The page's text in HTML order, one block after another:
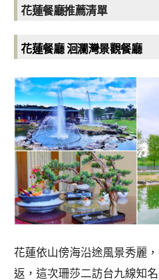
花蓮餐廳推薦清單
花蓮餐廳 洄瀾灣景觀餐廳
花蓮依山傍海沿途風景秀麗
返，這次珊莎二訪台九線知